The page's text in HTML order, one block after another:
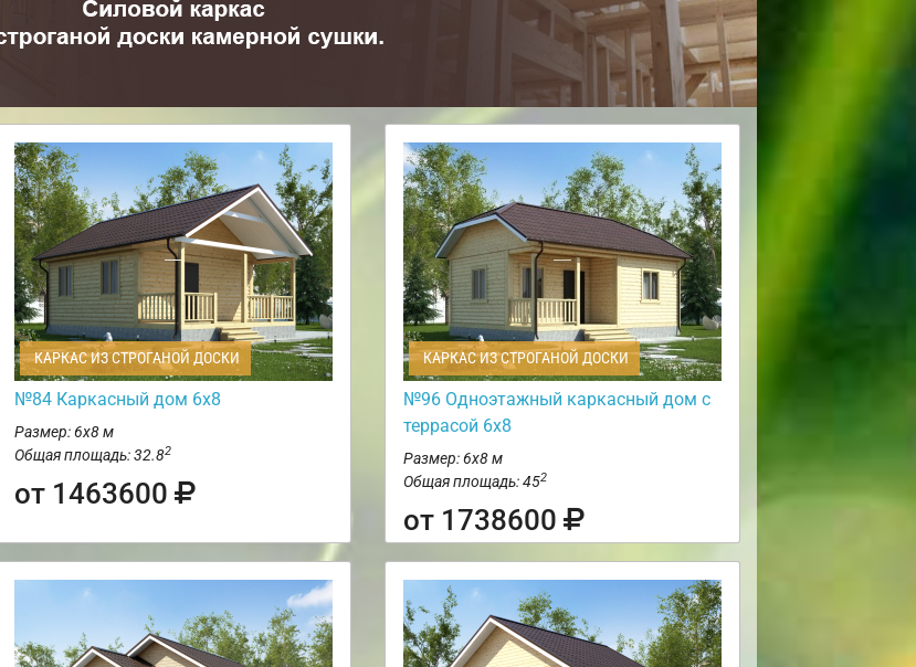
КАРКАС ИЗ СТРОГАНОЙ ДОСКИ
№84 Каркасный дом 6х8
Размер: 6х8 м
Общая площадь: 32.82
от 1463600
КАРКАС ИЗ СТРОГАНОЙ ДОСКИ
№96 Одноэтажный каркасный дом с
террасой 6х8
Размер: 6х8 м
Общая площадь: 452
от 1738600